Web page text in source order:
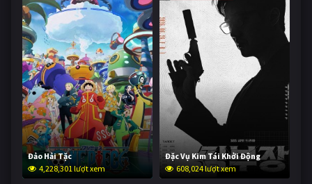
Đảo Hải Tặc
4,228,301 lượt xem
Đặc Vụ Kim Tái Khởi Động
608,024 lượt xem